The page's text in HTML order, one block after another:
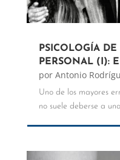
PSICOLOGÍA
PERSONAL (I):
por Antonio
Uno de los mayores
no suele deberse a